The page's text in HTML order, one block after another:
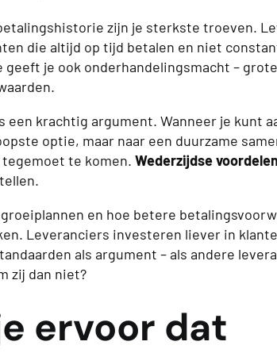
zijn je sterkste troeven.
die altijd op tijd betalen en niet
je ook onderhandelingsmacht –
krachtig argument. Wanneer je kunt
optie, maar naar een duurzame
te komen. Wederzijdse voordelen
en hoe betere
Leveranciers investeren liever in
als argument – als andere
zij dan niet?
ervoor dat